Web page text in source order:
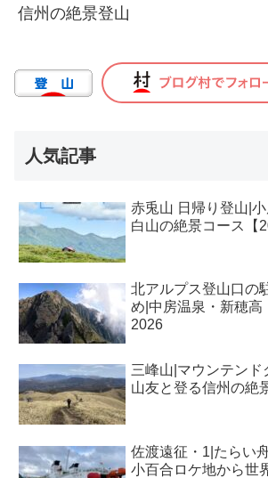
信州の絶景登山
人気記事
赤兎山 日帰り登山|
白山の絶景コース【
北アルプス登山口の
め|中房温泉・新穂高
2026
三峰山|マウンテンド
山友と登る信州の絶
佐渡遠征・1|たらい
小百合ロケ地から世